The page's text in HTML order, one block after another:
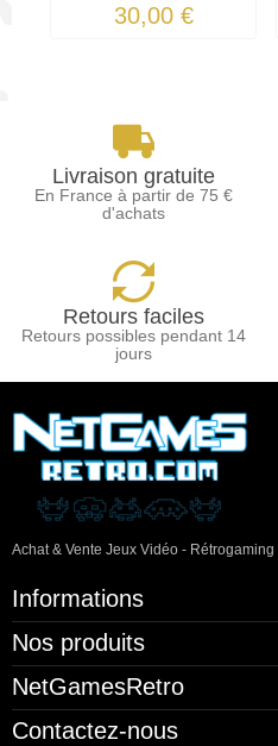
30,00 €
Livraison gratuite
En France à partir de 75 €
d'achats
Retours faciles
Retours possibles pendant 14
jours
Achat & Vente Jeux Vidéo -
Informations
Nos produits
NetGamesRetro
Contactez-nous